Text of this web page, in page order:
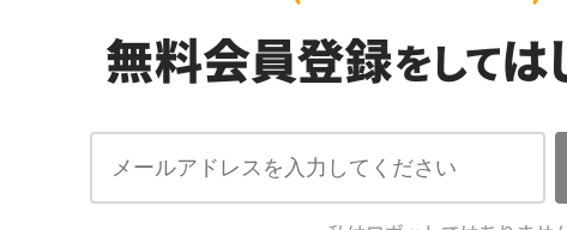
手順② 係数をΣの前に出す
ですね。あとは、Σの計算公式を使うと次のように答えが出せま